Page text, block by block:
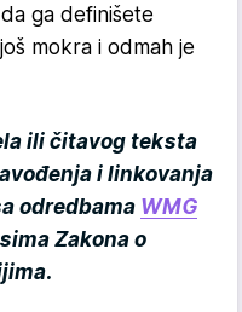
ga definišete
mokra i odmah je
ili čitavog teksta
i linkovanja
odredbama WMG
Zakona o